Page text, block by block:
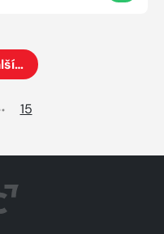
15